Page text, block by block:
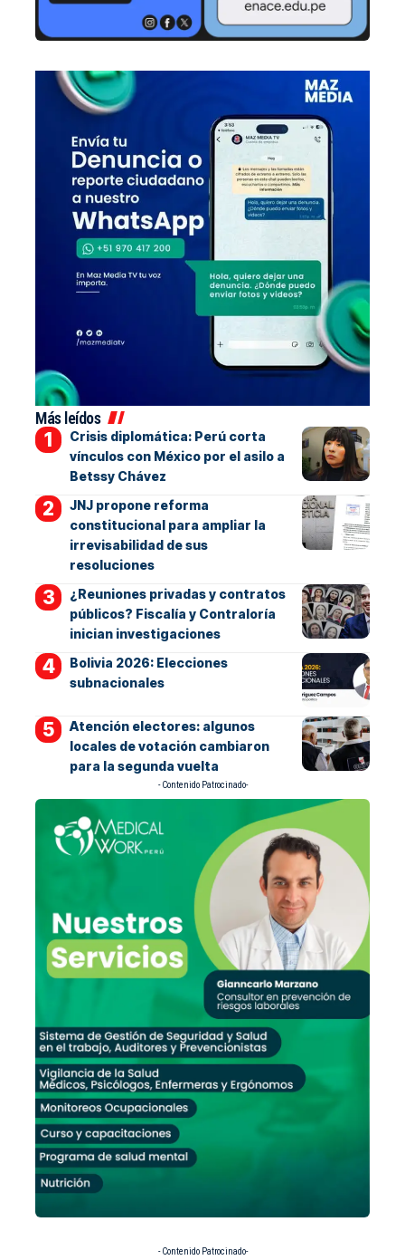
Más leídos
Crisis diplomática: Perú corta
vínculos con México por el asilo a
Betssy Chávez
JNJ propone reforma
constitucional para ampliar la
irrevisabilidad de sus
resoluciones
¿Reuniones privadas y contratos
públicos? Fiscalía y Contraloría
inician investigaciones
Bolivia 2026: Elecciones
subnacionales
Atención electores: algunos
locales de votación cambiaron
para la segunda vuelta
- Contenido Patrocinado-
- Contenido Patrocinado-